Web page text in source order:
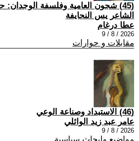
(45) شجون العامية وفلسفة
الشاعر يس النحايفة
عطا درغام
2026 / 8 / 9
مقابلات و حوارات
(46) الاستبداد وصناعة الوعي
عامر عبد زيد الوائلي
2026 / 8 / 9